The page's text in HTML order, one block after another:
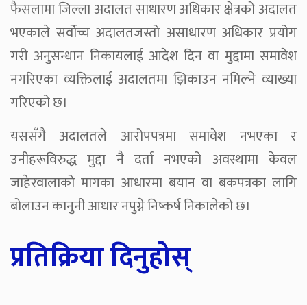
फैसलामा जिल्ला अदालत साधारण अधिकार क्षेत्रको अदालत
भएकाले सर्वोच्च अदालतजस्तो असाधारण अधिकार प्रयोग
गरी अनुसन्धान निकायलाई आदेश दिन वा मुद्दामा समावेश
नगरिएका व्यक्तिलाई अदालतमा झिकाउन नमिल्ने व्याख्या
गरिएको छ।
यससँगै अदालतले आरोपपत्रमा समावेश नभएका र
उनीहरूविरुद्ध मुद्दा नै दर्ता नभएको अवस्थामा केवल
जाहेरवालाको मागका आधारमा बयान वा बकपत्रका लागि
बोलाउन कानुनी आधार नपुग्ने निष्कर्ष निकालेको छ।
प्रतिक्रिया दिनुहोस्